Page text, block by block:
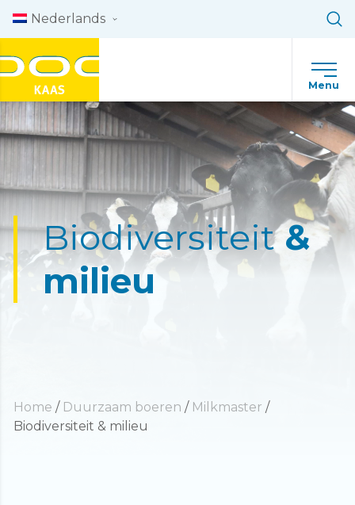
Nederlands
Menu
Biodiversiteit&
milieu
Home / Duurzaam boeren / Milkmaster /
Biodiversiteit & milieu